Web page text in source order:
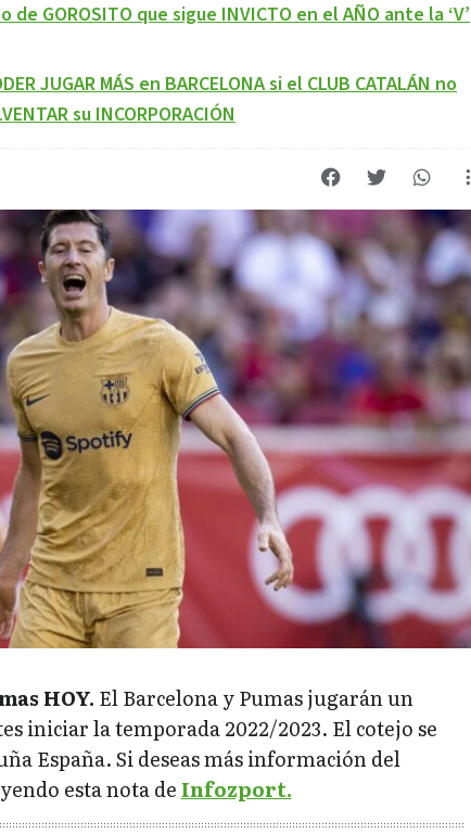
GOROSITO que sigue INVICTO en el AÑO ante la ‘V’
JUGAR MÁS en BARCELONA si el CLUB CATALÁN no
su INCORPORACIÓN
HOY. El Barcelona y Pumas jugarán un
iniciar la temporada 2022/2023. El cotejo se
España. Si deseas más información del
esta nota de Infozport.